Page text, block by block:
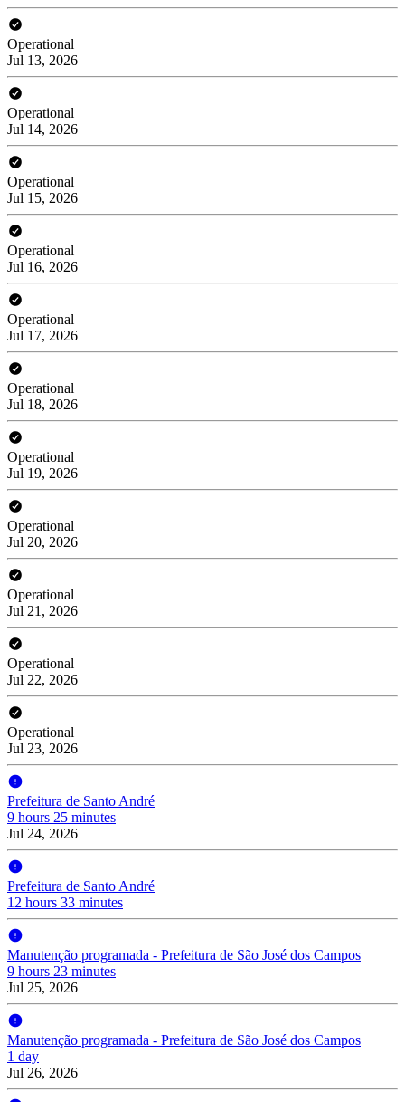
Operational
Jul 13, 2026
Operational
Jul 14, 2026
Operational
Jul 15, 2026
Operational
Jul 16, 2026
Operational
Jul 17, 2026
Operational
Jul 18, 2026
Operational
Jul 19, 2026
Operational
Jul 20, 2026
Operational
Jul 21, 2026
Operational
Jul 22, 2026
Operational
Jul 23, 2026
Prefeitura de Santo André
9 hours 25 minutes
Jul 24, 2026
Prefeitura de Santo André
12 hours 33 minutes
Manutenção programada - Prefeitura de São José dos Campos
9 hours 23 minutes
Jul 25, 2026
Manutenção programada - Prefeitura de São José dos Campos
1 day
Jul 26, 2026